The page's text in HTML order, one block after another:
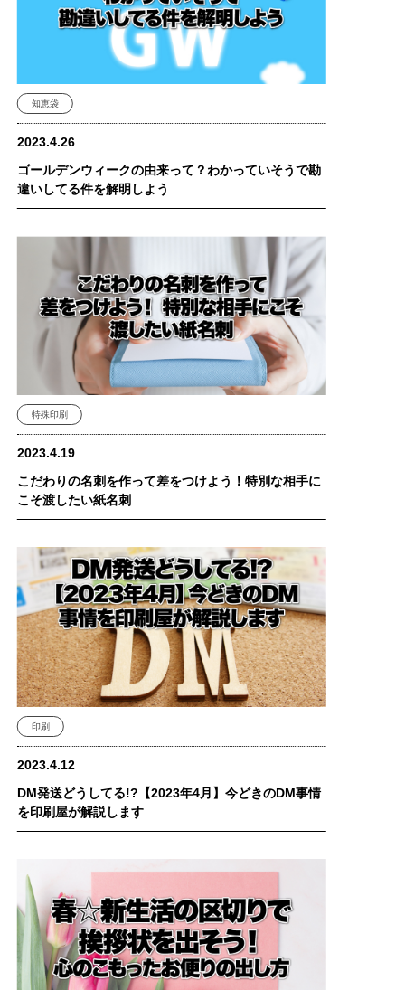
知恵袋
2023.4.26
ゴールデンウィークの由来って？わかっていそうで勘
違いしてる件を解明しよう
特殊印刷
2023.4.19
こだわりの名刺を作って差をつけよう！特別な相手に
こそ渡したい紙名刺
印刷
2023.4.12
DM発送どうしてる!?【2023年4月】今どきのDM事情
を印刷屋が解説します